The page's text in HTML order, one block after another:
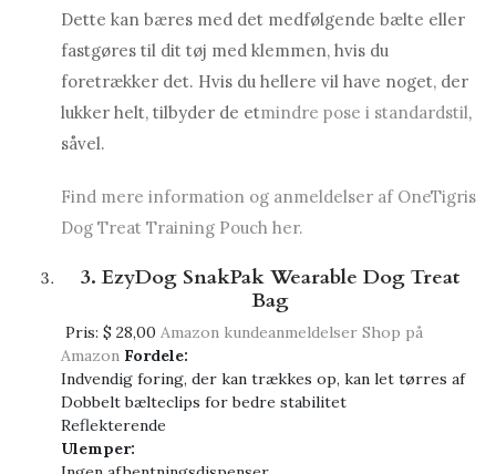
Dette kan bæres med det medfølgende bælte eller
fastgøres til dit tøj med klemmen, hvis du
foretrækker det. Hvis du hellere vil have noget, der
lukker helt, tilbyder de etmindre pose i standardstil,
såvel.
Find mere information og anmeldelser af OneTigris
Dog Treat Training Pouch her.
3. EzyDog SnakPak Wearable Dog Treat
Bag
Pris: $ 28,00 Amazon kundeanmeldelser Shop på
Amazon Fordele:
Indvendig foring, der kan trækkes op, kan let tørres af
Dobbelt bælteclips for bedre stabilitet
Reflekterende
Ulemper: